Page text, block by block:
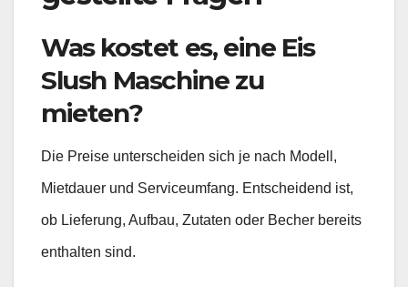
Was kostet es, eine Eis
Slush Maschine zu
mieten?
Die Preise unterscheiden sich je nach Modell,
Mietdauer und Serviceumfang. Entscheidend ist,
ob Lieferung, Aufbau, Zutaten oder Becher bereits
enthalten sind.